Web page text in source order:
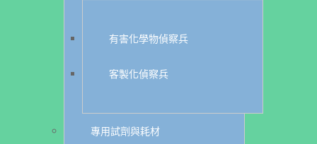
有害化學物偵察兵
客製化偵察兵
專用試劑與耗材